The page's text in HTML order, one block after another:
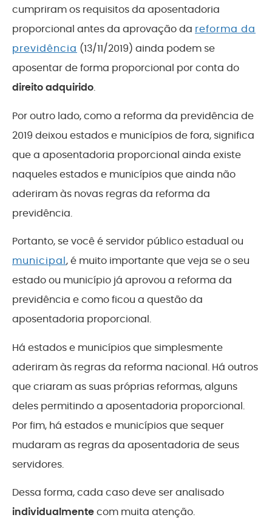
cumpriram os requisitos da aposentadoria
proporcional antes da aprovação da reforma da
previdência (13/11/2019) ainda podem se
aposentar de forma proporcional por conta do
direito adquirido.
Por outro lado, como a reforma da previdência de
2019 deixou estados e municípios de fora, significa
que a aposentadoria proporcional ainda existe
naqueles estados e municípios que ainda não
aderiram às novas regras da reforma da
previdência.
Portanto, se você é servidor público estadual ou
municipal, é muito importante que veja se o seu
estado ou município já aprovou a reforma da
previdência e como ficou a questão da
aposentadoria proporcional.
Há estados e municípios que simplesmente
aderiram às regras da reforma nacional. Há outros
que criaram as suas próprias reformas, alguns
deles permitindo a aposentadoria proporcional.
Por fim, há estados e municípios que sequer
mudaram as regras da aposentadoria de seus
servidores.
Dessa forma, cada caso deve ser analisado
individualmentecom muita atenção.